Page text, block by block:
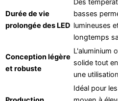
Durée de vie
prolongée des LED
Des
basses
lumineuses
longtemps
Conception légère
et robuste
L'aluminium
solide tout
une
Idéal pour